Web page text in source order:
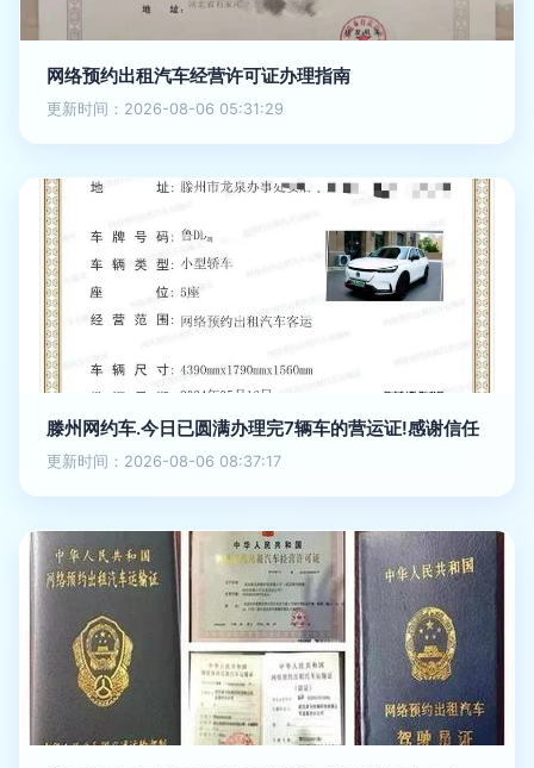
网络预约出租汽车经营许可证办理指南
更新时间：2026-08-06 05:31:29
滕州网约车.今日已圆满办理完7辆车的营运证!感谢信任
更新时间：2026-08-06 08:37:17